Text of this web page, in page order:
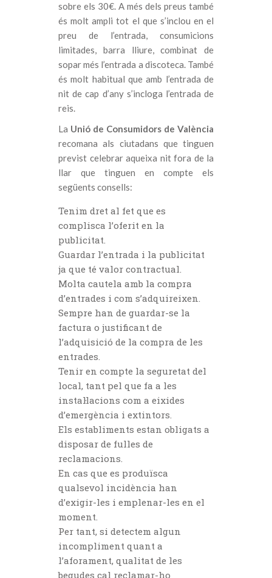
sobre els 30€. A més dels preus també
és molt ampli tot el que s’inclou en el
preu de l’entrada, consumicions
limitades, barra lliure, combinat de
sopar més l’entrada a discoteca. També
és molt habitual que amb l’entrada de
nit de cap d’any s’incloga l’entrada de
reis.
La Unió de Consumidors de València
recomana als ciutadans que tinguen
previst celebrar aqueixa nit fora de la
llar que tinguen en compte els
següents consells:
Tenim dret al fet que es
complisca l’oferit en la
publicitat.
Guardar l’entrada i la publicitat
ja que té valor contractual.
Molta cautela amb la compra
d’entrades i com s’adquireixen.
Sempre han de guardar-se la
factura o justificant de
l’adquisició de la compra de les
entrades.
Tenir en compte la seguretat del
local, tant pel que fa a les
instal·lacions com a eixides
d’emergència i extintors.
Els establiments estan obligats a
disposar de fulles de
reclamacions.
En cas que es produïsca
qualsevol incidència han
d’exigir-les i emplenar-les en el
moment.
Per tant, si detectem algun
incompliment quant a
l’aforament, qualitat de les
begudes cal reclamar-ho